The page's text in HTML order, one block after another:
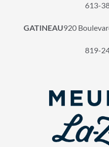
613-
GATINEAU920
819-